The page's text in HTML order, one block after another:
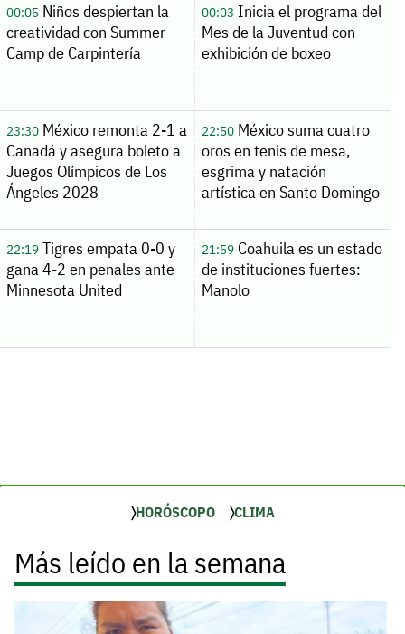
00:05Niños despiertan la
creatividad con Summer
Camp de Carpintería
00:03 Inicia el programa del
Mes de la Juventud con
exhibición de boxeo
23:30México remonta 2-1 a
Canadá y asegura boleto a
Juegos Olímpicos de Los
Ángeles 2028
22:50México suma cuatro
oros en tenis de mesa,
esgrima y natación
artística en Santo Domingo
22:19Tigres empata 0-0 y
gana 4-2 en penales ante
Minnesota United
21:59Coahuila es un estado
de instituciones fuertes:
Manolo
HORÓSCOPO CLIMA
Más leído en la semana